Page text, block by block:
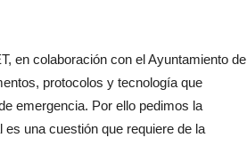
en colaboración con el Ayuntamiento de
protocolos y tecnología que
emergencia. Por ello pedimos la
una cuestión que requiere de la